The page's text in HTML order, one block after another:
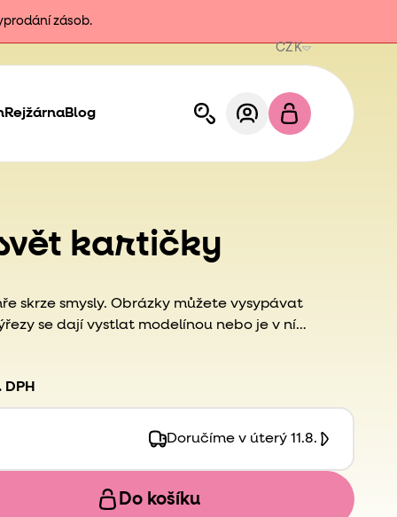
zásob.
CZK
RejžárnaBlog
kartičky
skrze smysly. Obrázky můžete vysypávat
se dají vystlat modelínou nebo je v ní
a vybarvování. Navíc se s nimi můžete
představit nová zvířata a rozšiřovat jejich
DPH
Doručíme v úterý 11.8.
Do košíku